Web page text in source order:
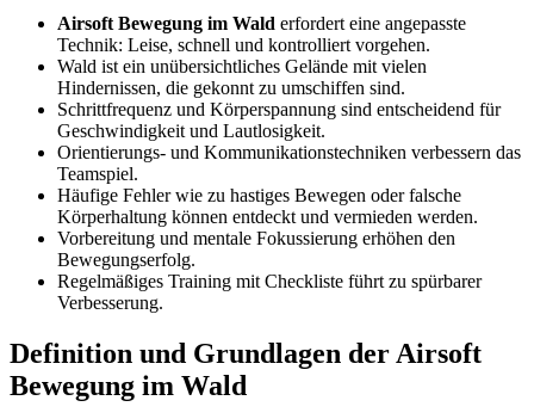
Airsoft Bewegung im Wald erfordert eine angepasste
Technik: Leise, schnell und kontrolliert vorgehen.
Wald ist ein unübersichtliches Gelände mit vielen
Hindernissen, die gekonnt zu umschiffen sind.
Schrittfrequenz und Körperspannung sind entscheidend für
Geschwindigkeit und Lautlosigkeit.
Orientierungs- und Kommunikationstechniken verbessern das
Teamspiel.
Häufige Fehler wie zu hastiges Bewegen oder falsche
Körperhaltung können entdeckt und vermieden werden.
Vorbereitung und mentale Fokussierung erhöhen den
Bewegungserfolg.
Regelmäßiges Training mit Checkliste führt zu spürbarer
Verbesserung.
Definition und Grundlagen der Airsoft
Bewegung im Wald